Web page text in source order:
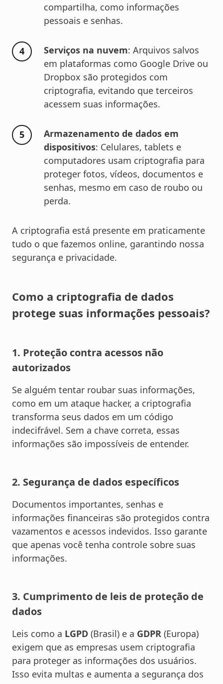
compartilha, como informações
pessoais e senhas.
Serviços na nuvem: Arquivos salvos
em plataformas como Google Drive ou
Dropbox são protegidos com
criptografia, evitando que terceiros
acessem suas informações.
Armazenamento de dados em
dispositivos: Celulares, tablets e
computadores usam criptografia para
proteger fotos, vídeos, documentos e
senhas, mesmo em caso de roubo ou
perda.
A criptografia está presente em praticamente
tudo o que fazemos online, garantindo nossa
segurança e privacidade.
Como a criptografia de dados
protege suas informações pessoais?
1. Proteção contra acessos não
autorizados
Se alguém tentar roubar suas informações,
como em um ataque hacker, a criptografia
transforma seus dados em um código
indecifrável. Sem a chave correta, essas
informações são impossíveis de entender.
2. Segurança de dados específicos
Documentos importantes, senhas e
informações financeiras são protegidos contra
vazamentos e acessos indevidos. Isso garante
que apenas você tenha controle sobre suas
informações.
3. Cumprimento de leis de proteção de
dados
Leis como a LGPD (Brasil) e a GDPR (Europa)
exigem que as empresas usem criptografia
para proteger as informações dos usuários.
Isso evita multas e aumenta a segurança dos